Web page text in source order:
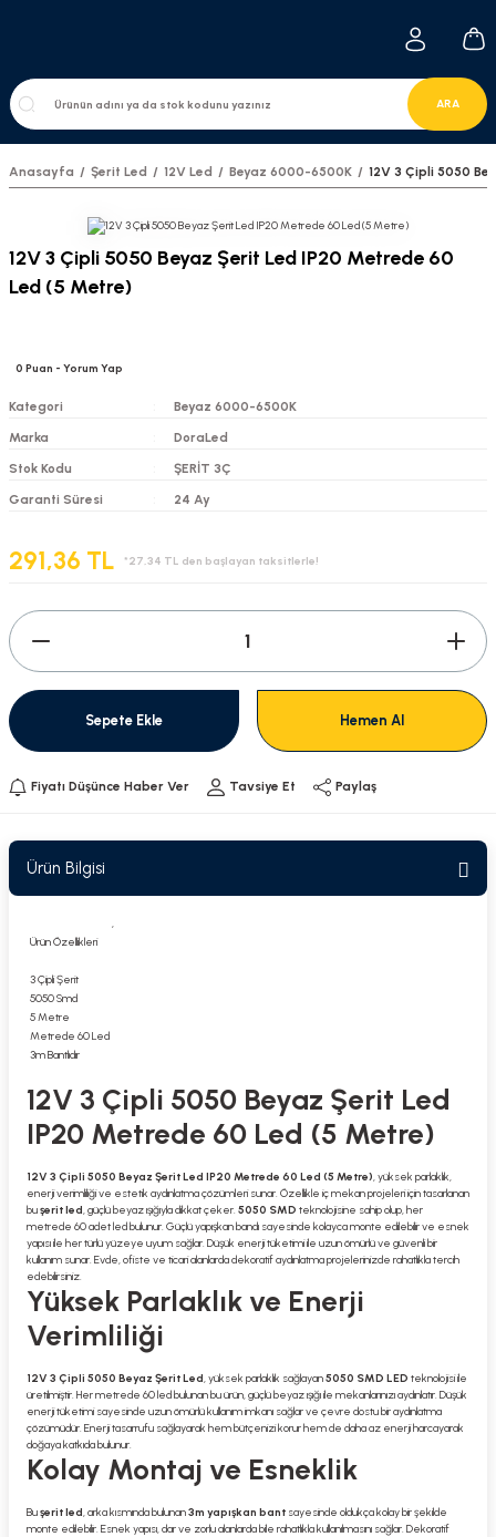
ARA
Anasayfa Şerit Led 12V Led Beyaz 6000-6500K 12V 3 Çipli 5050
12V 3 Çipli 5050 Beyaz Şerit Led IP20 Metrede 60
Led (5 Metre)
0 Puan - Yorum Yap
Kategori
Beyaz 6000-6500K
Marka
DoraLed
Stok Kodu
ŞERİT 3Ç
Garanti Süresi
24 Ay
291,36 TL *27,34 TL den başlayan taksitlerle!
Sepete Ekle Hemen Al
Fiyatı Düşünce Haber Ver Tavsiye Et Paylaş
Ürün Bilgisi
,
Ürün Özellikleri
3 Çipli Şerit
5050 Smd
5 Metre
Metrede 60 Led
3m Bantlıdır
12V 3 Çipli 5050 Beyaz Şerit Led
IP20 Metrede 60 Led (5 Metre)
12V 3 Çipli 5050 Beyaz Şerit Led IP20 Metrede 60 Led (5 Metre), yüksek parlaklık,
enerji verimliliği ve estetik aydınlatma çözümleri sunar. Özellikle iç mekan projeleri için tasarlanan
buşerit led, güçlü beyaz ışığıyla dikkat çeker. 5050 SMD teknolojisine sahip olup, her
metrede 60 adet led bulunur. Güçlü yapışkan bandı sayesinde kolayca monte edilebilir ve esnek
yapısı ile her türlü yüzeye uyum sağlar. Düşük enerji tüketimi ile uzun ömürlü ve güvenli bir
kullanım sunar. Evde, ofiste ve ticari alanlarda dekoratif aydınlatma projelerinizde rahatlıkla tercih
edebilirsiniz.
Yüksek Parlaklık ve Enerji
Verimliliği
12V 3 Çipli 5050 Beyaz Şerit Led, yüksek parlaklık sağlayan5050 SMD LED teknolojisi ile
üretilmiştir. Her metrede 60 led bulunan bu ürün, güçlü beyaz ışığı ile mekanlarınızı aydınlatır. Düşük
enerji tüketimi sayesinde uzun ömürlü kullanım imkanı sağlar ve çevre dostu bir aydınlatma
çözümüdür. Enerji tasarrufu sağlayarak hem bütçenizi korur hem de daha az enerji harcayarak
doğaya katkıda bulunur.
Kolay Montaj ve Esneklik
Buşerit led, arka kısmında bulunan3m yapışkan bant sayesinde oldukça kolay bir şekilde
monte edilebilir. Esnek yapısı, dar ve zorlu alanlarda bile rahatlıkla kullanılmasını sağlar. Dekoratif